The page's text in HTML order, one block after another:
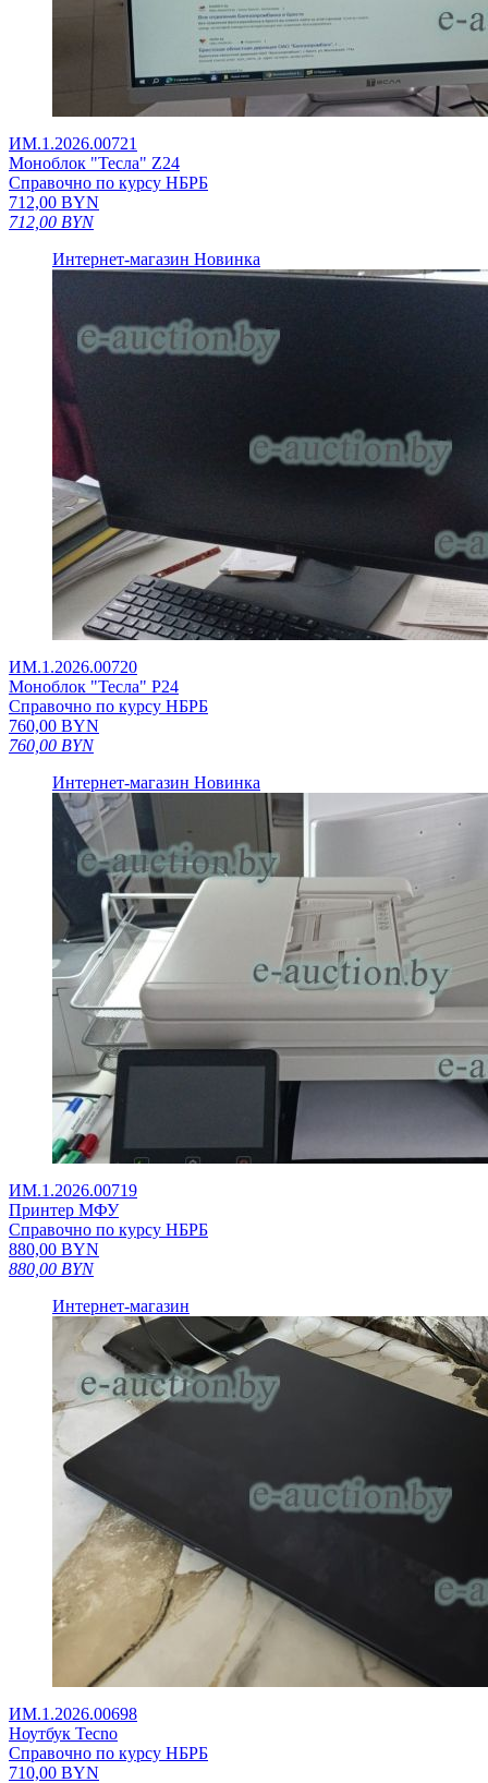
ИМ.1.2026.00721
Моноблок "Тесла" Z24
Справочно по курсу НБРБ
712,00 BYN
712,00 BYN
Интернет-магазин Новинка
ИМ.1.2026.00720
Моноблок "Тесла" Р24
Справочно по курсу НБРБ
760,00 BYN
760,00 BYN
Интернет-магазин Новинка
ИМ.1.2026.00719
Принтер MФУ
Справочно по курсу НБРБ
880,00 BYN
880,00 BYN
Интернет-магазин
ИМ.1.2026.00698
Ноутбук Tecno
Справочно по курсу НБРБ
710,00 BYN